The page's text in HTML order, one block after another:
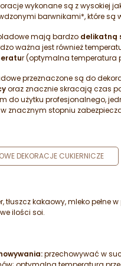
wykonane są z wysokiej
barwnikami*, które są
mają bardzo delikatną
ważna jest również
r (optymalna temperatura
przeznaczone są do
oraz znacznie skracają czas
do użytku profesjonalnego,
w znacznym stopniu
DEKORACJE CUKIERNICZE
tłuszcz kakaowy, mleko pełne
ilości soi.
przechowywać w